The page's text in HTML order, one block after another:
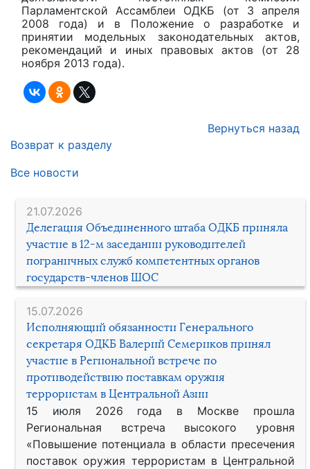
21.07.2026
Делегация Объединенного штаба ОДКБ приняла
участие в 12-м заседании руководителей
пограничных служб компетентных органов
государств-членов ШОС
15.07.2026
Исполняющий обязанности Генерального
секретаря ОДКБ Валерий Семериков принял
участие в Региональной встрече по
противодействию поставкам оружия
террористам в Центральной Азии
15 июля 2026 года в Москве прошла
Региональная встреча высокого уровня
«Повышение потенциала в области пресечения
поставок оружия террористам в Центральной
Парламентской Ассамблеи ОДКБ (от 3 апреля
2008 года) и в Положение о разработке и
принятии модельных законодательных актов,
рекомендаций и иных правовых актов (от 28
ноября 2013 года).
Вернуться назад
Возврат к разделу
Все новости